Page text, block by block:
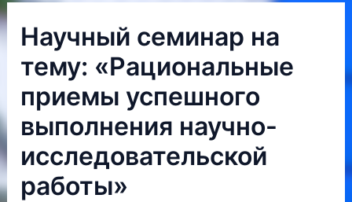
Научный семинар на
тему: «Рациональные
приемы успешного
выполнения научно-
исследовательской
работы»